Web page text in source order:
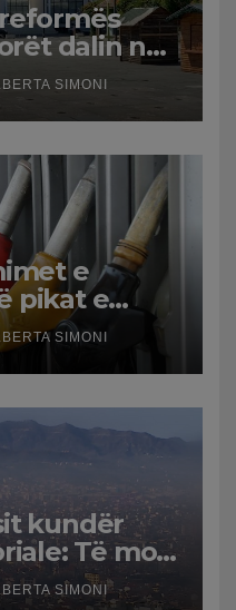
dalin në
SIMONI
e
pikat e
e
naftën
vend
SIMONI
kundër
Të mos
e
SIMONI